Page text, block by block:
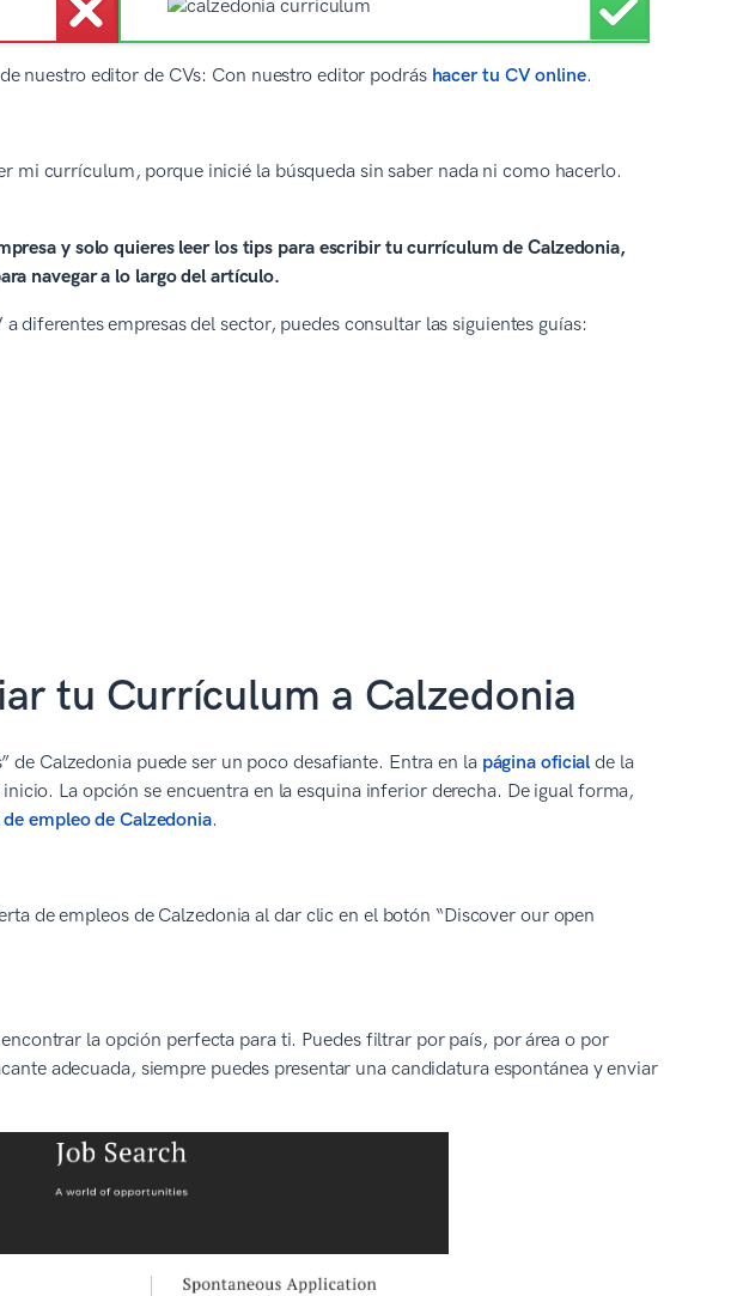
nuestro editor de CVs: Con nuestro editor podrás hacer tu CV online.
mi currículum, porque inicié la búsqueda sin saber nada ni como hacerlo.
y solo quieres leer los tips para escribir tu currículum de Calzedonia,
navegar a lo largo del artículo.
diferentes empresas del sector, puedes consultar las siguientes guías:
tu Currículum a Calzedonia
de Calzedonia puede ser un poco desafiante. Entra en la página oficial de la
La opción se encuentra en la esquina inferior derecha. De igual forma,
empleo de Calzedonia.
de empleos de Calzedonia al dar clic en el botón “Discover our open
la opción perfecta para ti. Puedes filtrar por país, por área o por
adecuada, siempre puedes presentar una candidatura espontánea y enviar